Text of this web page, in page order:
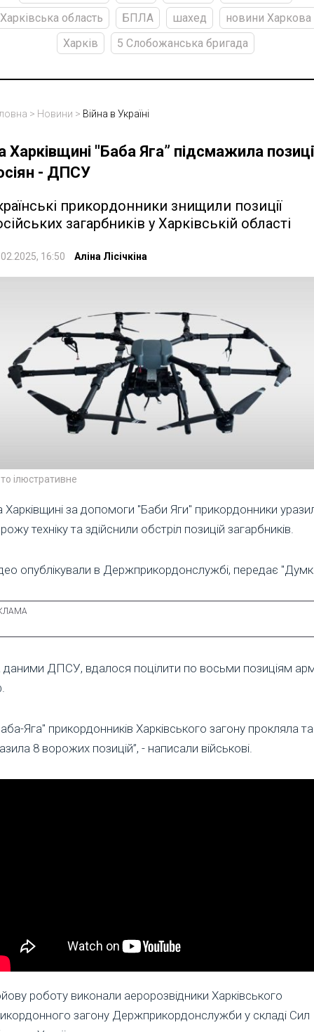
Харківська область
БПЛА шахед
новини Харкова
Харків
5 Слобожанська бригада
> Новини > Війна в Україні
Харківщині "Баба Яга” підсмажила
- ДПСУ
прикордонники знищили позиції
загарбників у Харківській області
16:50 Аліна Лісічкіна
ілюстративне
Харківщині за допомоги "Баби Яги" прикордонники
техніку та здійснили обстріл позицій загарбників.
опублікували в Держприкордонслужбі, передає
даними ДПСУ, вдалося поцілити по восьми позиціям
Яга" прикордонників Харківського загону прокляла та
8 ворожих позицій”, - написали військові.
роботу виконали аеророзвідники Харківського
загону Держприкордонслужби у складі Сил